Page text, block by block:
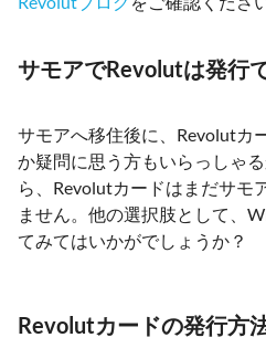
サモアでRevolutは発行
サモアへ移住後に、Revolutカ
か疑問に思う方もいらっしゃ
ら、Revolutカードはまだサモ
ません。他の選択肢として、
てみてはいかがでしょうか？
Revolutカードの発行方